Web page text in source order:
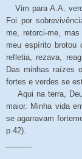
Vim para A.A.
Foi por
me, retorci-me,
meu espírito brotou
refletia, rezava,
Das minhas raízes
fortes e verdes se
Aqui na terra,
maior. Minha vida
se agarravam
p.42).